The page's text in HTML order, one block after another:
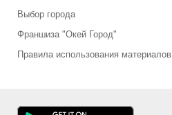
Выбор города
Франшиза "Окей Город"
Правила использования материалов